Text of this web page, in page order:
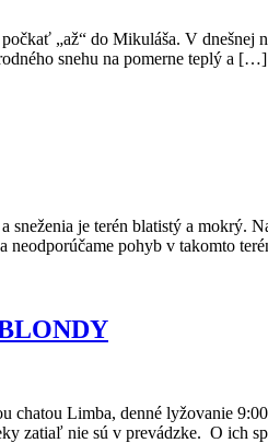
„až“ do Mikuláša. V
snehu na pomerne teplý a […]
je terén blatistý a mokrý.
neodporúčame pohyb v takomto
Limba, denné lyžovanie
zatiaľ nie sú v prevádzke. O ich